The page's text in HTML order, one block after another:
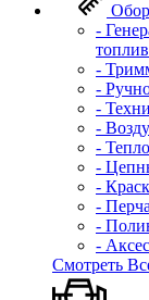
-
-
-
-
-
-
-
-
-
-
-
Смотреть